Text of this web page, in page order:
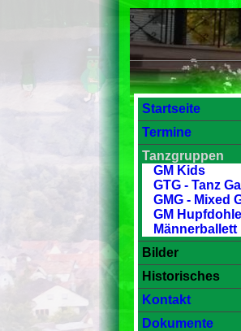
Startseite
Termine
Tanzgruppen
GM Kids
GTG - Tanz
GMG - Mixed
GM
Männerballett
Bilder
Historisches
Kontakt
Dokumente